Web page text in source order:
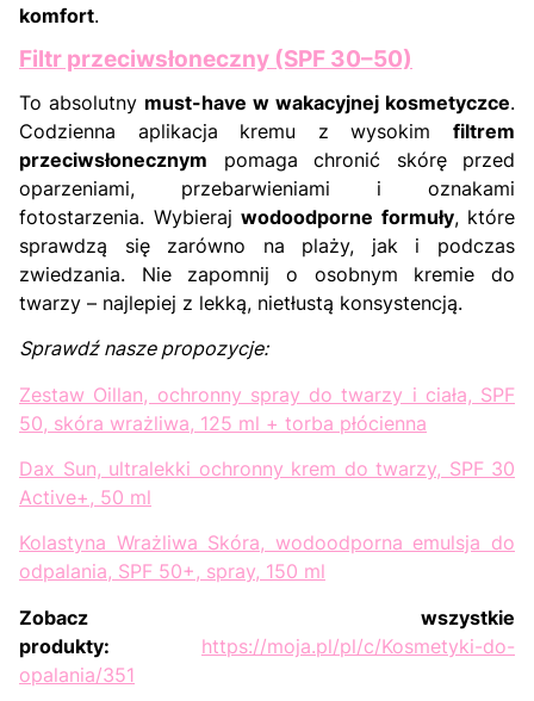
komfort.
Filtr przeciwsłoneczny (SPF 30–50)
To absolutny must-have w wakacyjnej kosmetyczce.
Codzienna aplikacja kremu z wysokim filtrem
przeciwsłonecznym pomaga chronić skórę przed
oparzeniami, przebarwieniami i oznakami
fotostarzenia. Wybieraj wodoodporne formuły, które
sprawdzą się zarówno na plaży, jak i podczas
zwiedzania. Nie zapomnij o osobnym kremie do
twarzy – najlepiej z lekką, nietłustą konsystencją.
Sprawdź nasze propozycje:
Zestaw Oillan, ochronny spray do twarzy i ciała, SPF
50, skóra wrażliwa, 125 ml + torba płócienna
Dax Sun, ultralekki ochronny krem do twarzy, SPF 30
Active+, 50 ml
Kolastyna Wrażliwa Skóra, wodoodporna emulsja do
odpalania, SPF 50+, spray, 150 ml
Zobacz wszystkie
produkty:
https://moja.pl/pl/c/Kosmetyki-do-
opalania/351